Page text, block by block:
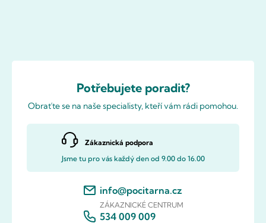
Potřebujete poradit?
Obraťte se na naše specialisty, kteří vám rádi pomohou.
Zákaznická podpora
Jsme tu pro vás každý den od 9.00 do 16.00
info@pocitarna.cz
ZÁKAZNICKÉ CENTRUM
534 009 009